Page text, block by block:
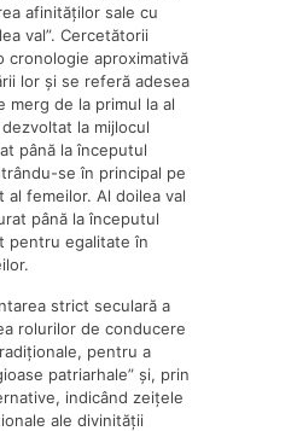
afinităților sale cu
val”. Cercetătorii
cronologie aproximativă
lor și se referă adesea
merg de la primul la al
la mijlocul
până la începutul
se în principal pe
femeilor. Al doilea val
până la începutul
pentru egalitate în
strict seculară a
rolurilor de conducere
pentru a
patriarhale” și, prin
indicând zeițele
ale divinității